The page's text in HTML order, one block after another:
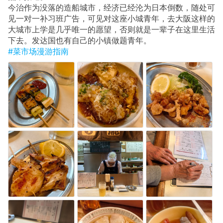
今治作为没落的造船城市，经济已经沦为日本倒数，随处可
见一对一补习班广告，可见对这座小城青年，去大阪这样的
大城市上学是几乎唯一的愿望，否则就是一辈子在这里生活
下去。发达国也有自己的小镇做题青年。
#菜市场漫游指南